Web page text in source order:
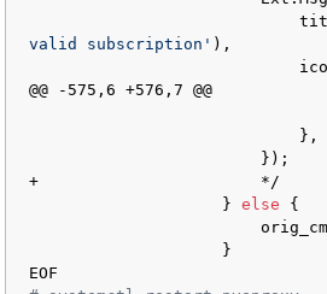
valid subscription' ),
@@ -575,6 +576,7 @@
+                       */
                    }
else {